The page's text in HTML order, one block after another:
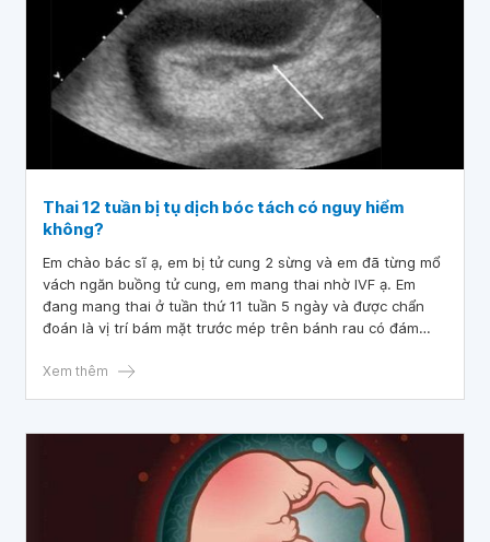
Thai 12 tuần bị tụ dịch bóc tách có nguy hiểm
không?
Em chào bác sĩ ạ, em bị tử cung 2 sừng và em đã từng mổ
vách ngăn buồng tử cung, em mang thai nhờ IVF ạ. Em
đang mang thai ở tuần thứ 11 tuần 5 ngày và được chẩn
đoán là vị trí bám mặt trước mép trên bánh rau có đám
thai ở tuần thứ 7 em bị gia huyết và lên viện nằm được 11
tuần 5 ngày mà vẫn không có tiến triển gì. Mong bác sĩ tư
vấn giúp em tình trạng thai 12 tuần bị tụ dịch bóc tách có
nguy hiểm không ạ? Cảm ơn bác sĩ!
Xem thêm